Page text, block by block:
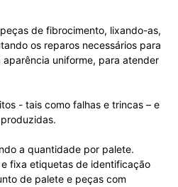
de fibrocimento, lixando-as,
os reparos necessários para
uniforme, para atender
- tais como falhas e trincas – e
a quantidade por palete.
fixa etiquetas de identificação
de palete e peças com